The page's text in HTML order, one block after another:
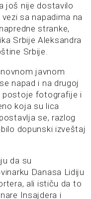
još nije dostavilo
sa napadima na
stranke,
Srbije Aleksandra
Srbije.
javnom
napad i na drugoj
postoje fotografije i
koja su lica
se, razlog
dopunski izveštaj
da su
Danasa Lidiju
ali ističu da to
Insajdera i